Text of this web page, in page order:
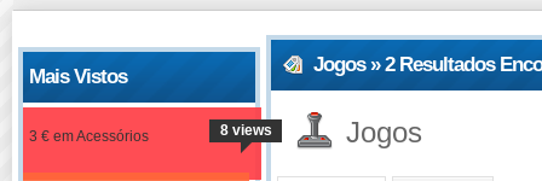
Mais Vistos
3 € em Acessórios 8 views
Jogos » 2 Resultados
Jogos